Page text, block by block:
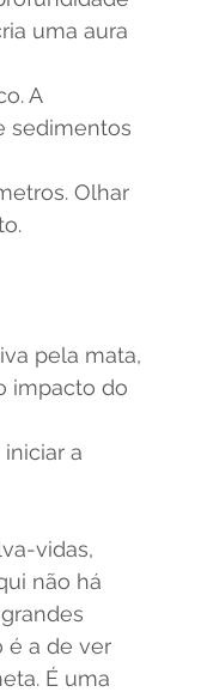
uma aura
A
sedimentos
Olhar
pela mata,
impacto do
a
vidas,
não há
é a de ver
É uma